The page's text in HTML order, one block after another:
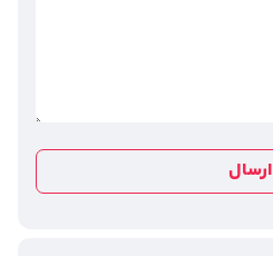
ارسال